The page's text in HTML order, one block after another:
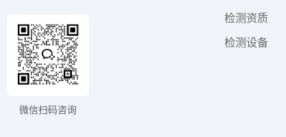
微信扫码咨询
检测资质
检测设备